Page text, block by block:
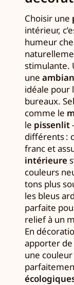
Choisir une
intérieur,
humeur
stimulante.
une
idéale pour
bureaux.
comme le
le pissenlit
différents :
franc et
intérieure
couleurs
tons plus
les bleus
parfaite
relief à un
En
apporter de
une